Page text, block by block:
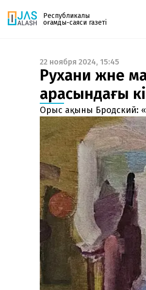
Республикалық
қоғамдық-саяси газеті
Газетке жазылу
PDF форматтағы газетті ай сайын
поштаңызға алып отырыңыз. Жаңа
шыққан сәтте сізге бірден жіберіледі.
енгізіңіз, біз қалғанын өзіміз жібереміз.
22 ноября 2024, 15:45
Рухани және
арасындағы
Орыс ақыны Бродский: